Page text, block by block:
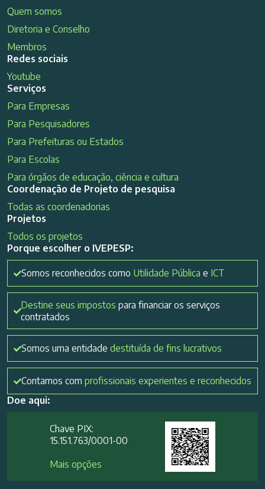
Quem somos
Diretoria e Conselho
Membros
Redes sociais
Youtube
Serviços
Para Empresas
Para Pesquisadores
Para Prefeituras ou Estados
Para Escolas
Para órgãos de educação, ciência e cultura
Coordenação de Projeto de pesquisa
Todas as coordenadorias
Projetos
Todos os projetos
Porque escolher o IVEPESP:
Somos reconhecidos como Utilidade Pública e ICT
Destine seus impostos para financiar os serviços
contratados
Somos uma entidade destituída de fins lucrativos
Contamos com profissionais experientes e reconhecidos
Doe aqui:
Chave PIX:
15.151.763/0001-00​
Mais opções